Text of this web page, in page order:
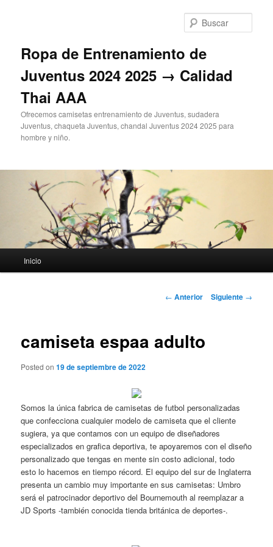
Ropa de Entrenamiento de
Juventus 2024 2025 → Calidad
Thai AAA
Ofrecemos camisetas entrenamiento de Juventus, sudadera
Juventus, chaqueta Juventus, chandal Juventus 2024 2025 para
hombre y niño.
principal
Inicio
Navegación
← Anterior Siguiente →
camiseta espaa adulto
Posted on19 de septiembre de 2022
Somos la única fabrica de camisetas de futbol personalizadas
que confecciona cualquier modelo de camiseta que el cliente
sugiera, ya que contamos con un equipo de diseñadores
especializados en grafica deportiva, te apoyaremos con el diseño
personalizado que tengas en mente sin costo adicional, todo
esto lo hacemos en tiempo récord. El equipo del sur de Inglaterra
presenta un cambio muy importante en sus camisetas: Umbro
será el patrocinador deportivo del Bournemouth al reemplazar a
JD Sports -también conocida tienda británica de deportes-.